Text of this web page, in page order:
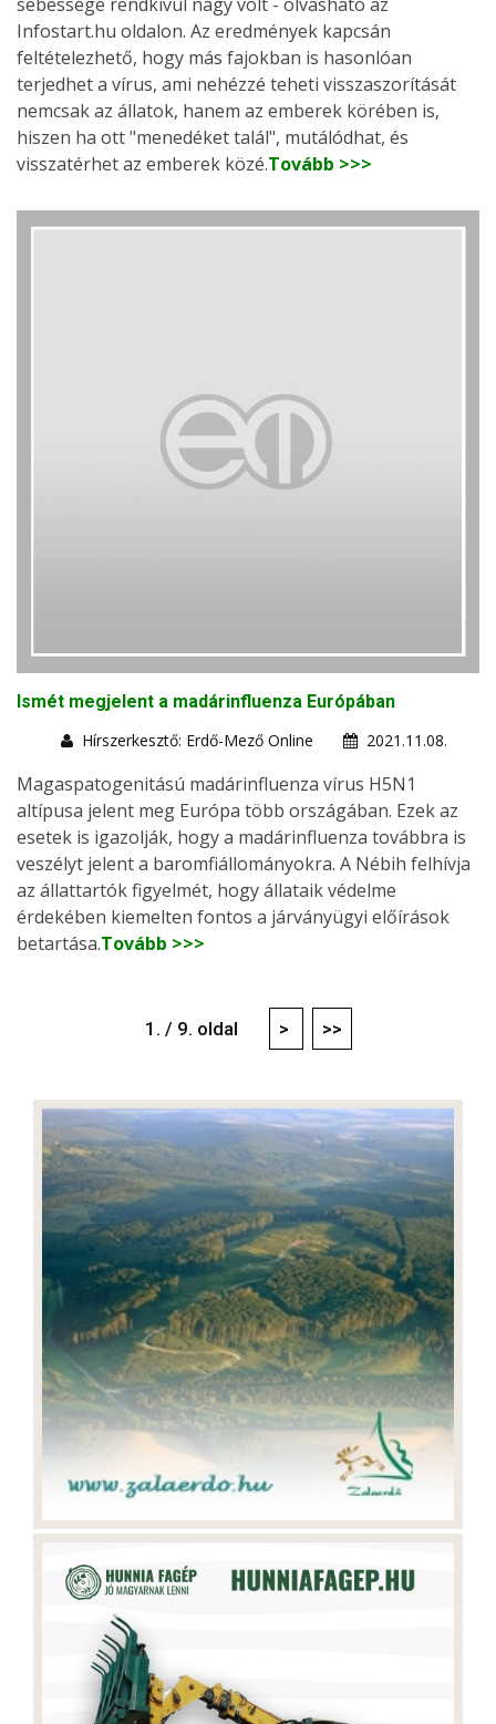
Infostart.hu oldalon. Az eredmények kapcsán
feltételezhető, hogy más fajokban is hasonlóan
terjedhet a vírus, ami nehézzé teheti visszaszorítását
nemcsak az állatok, hanem az emberek körében is,
hiszen ha ott "menedéket talál", mutálódhat, és
visszatérhet az emberek közé.Tovább >>>
Ismét megjelent a madárinfluenza Európában
Hírszerkesztő: Erdő-Mező Online
2021.11.08.
Magaspatogenitású madárinfluenza vírus H5N1
altípusa jelent meg Európa több országában. Ezek az
esetek is igazolják, hogy a madárinfluenza továbbra is
veszélyt jelent a baromfiállományokra. A Nébih felhívja
az állattartók figyelmét, hogy állataik védelme
érdekében kiemelten fontos a járványügyi előírások
betartása.Tovább >>>
1. / 9. oldal > >>